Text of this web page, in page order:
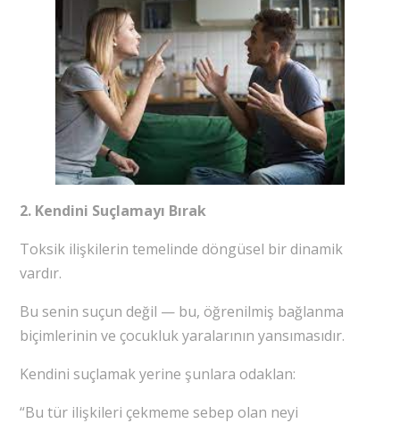
2. Kendini Suçlamayı Bırak
Toksik ilişkilerin temelinde döngüsel bir dinamik
vardır.
Bu senin suçun değil — bu, öğrenilmiş bağlanma
biçimlerinin ve çocukluk yaralarının yansımasıdır.
Kendini suçlamak yerine şunlara odaklan:
“Bu tür ilişkileri çekmeme sebep olan neyi